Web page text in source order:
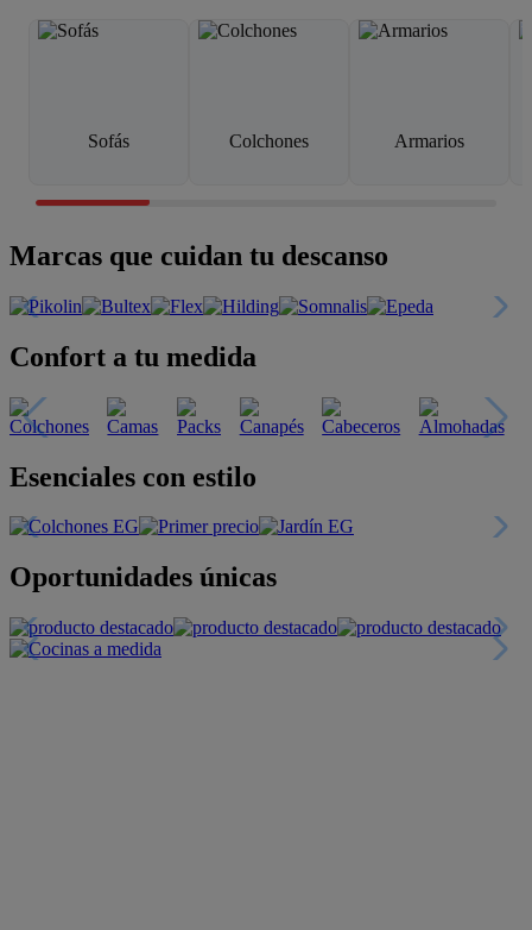
Sofás Colchones Armarios
Marcas que cuidan tu descanso
Confort a tu medida
Esenciales con estilo
Oportunidades únicas